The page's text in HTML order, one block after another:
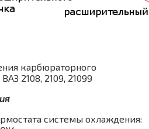
карбюраторного
2108, 2109, 21099
системы охлаждения: